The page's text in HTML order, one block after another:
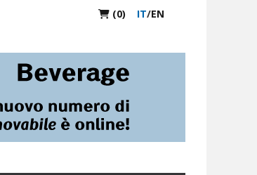
(0) IT/EN